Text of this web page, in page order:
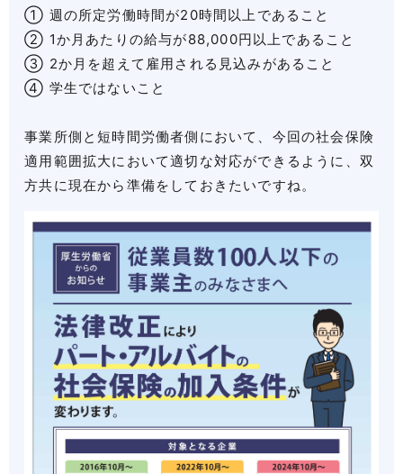
① 週の所定労働時間が20時間以上であること
② 1か月あたりの給与が88,000円以上であること
③ 2か月を超えて雇用される見込みがあること
④ 学生ではないこと
事業所側と短時間労働者側において、今回の社会保険
適用範囲拡大において適切な対応ができるように、双
方共に現在から準備をしておきたいですね。